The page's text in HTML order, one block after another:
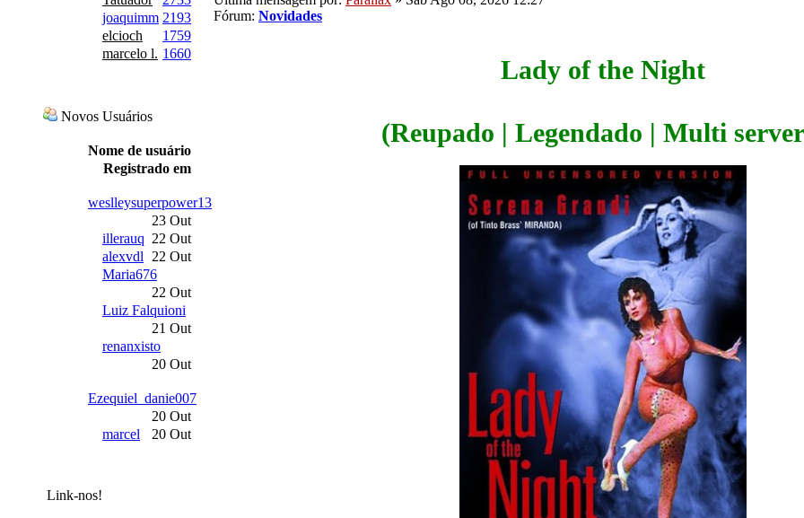
Fórum: Novidades
Lady of the Night
(Reupado | Legendado | Multi
joaquimm 2193
elcioch
1759
marcelo l. 1660
Novos Usuários
Nome de usuário
Registrado em
weslleysuperpower13
23 Out
illerauq 22 Out
alexvdl
22 Out
Maria676
22 Out
Luiz Falquioni
21 Out
renanxisto
20 Out
Ezequiel_danie007
20 Out
marcel
20 Out
Link-nos!